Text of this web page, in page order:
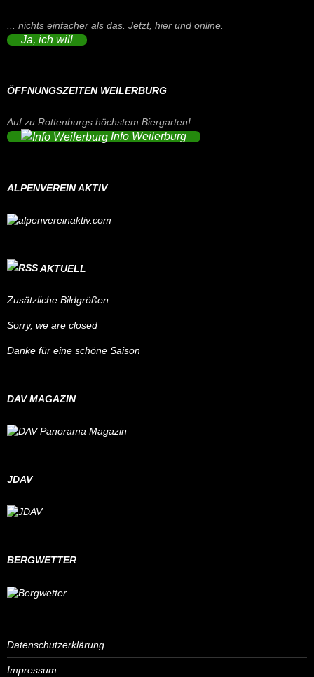
... nichts einfacher als das. Jetzt, hier und online.
Ja, ich will
ÖFFNUNGSZEITEN WEILERBURG
Auf zu Rottenburgs höchstem Biergarten!
Info Weilerburg
ALPENVEREIN AKTIV
AKTUELL
Zusätzliche Bildgrößen
Sorry, we are closed
Danke für eine schöne Saison
DAV MAGAZIN
JDAV
BERGWETTER
Datenschutzerklärung
Impressum